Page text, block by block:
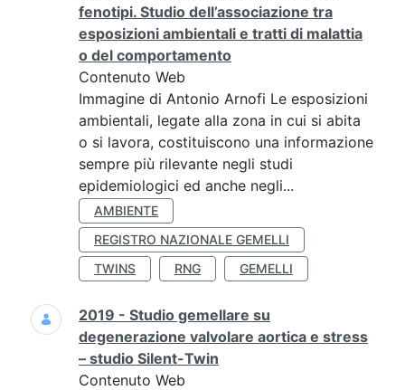
fenotipi. Studio dell’associazione tra
esposizioni ambientali e tratti di malattia
o del comportamento
Contenuto Web
Immagine di Antonio Arnofi Le esposizioni
ambientali, legate alla zona in cui si abita
o si lavora, costituiscono una informazione
sempre più rilevante negli studi
epidemiologici ed anche negli...
AMBIENTE
REGISTRO NAZIONALE GEMELLI
TWINS
RNG GEMELLI
2019 - Studio gemellare su
degenerazione valvolare aortica e stress
– studio Silent-Twin
Contenuto Web